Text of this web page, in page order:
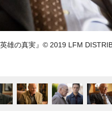
雄の真実』© 2019 LFM